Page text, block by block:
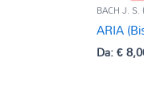
BACH J.
ARIA
Da:€